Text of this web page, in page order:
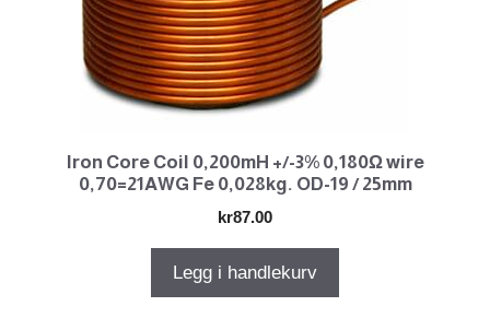
Iron Core Coil 0,200mH +/-3% 0,180Ω wire
0,70=21AWG Fe 0,028kg. OD-19 / 25mm
kr87.00
Legg i handlekurv